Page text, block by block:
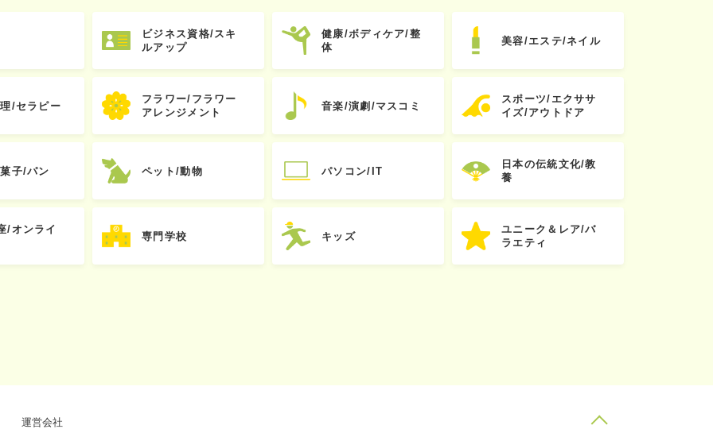
ビジネス資格/スキ
ルアップ
健康/ボディケア/整
体
美容/エステ/ネイル
/セラピー
フラワー/フラワー
アレンジメント
音楽/演劇/マスコミ
スポーツ/エクササ
イズ/アウトドア
子/パン ペット/動物 パソコン/IT
日本の伝統文化/教
養
/オンライ
専門学校 キッズ
ユニーク＆レア/バ
ラエティ
運営会社